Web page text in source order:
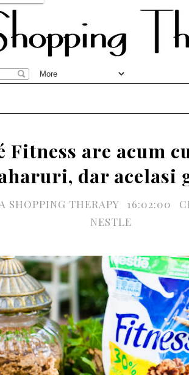
Fitness are acum
dar acelasi
SHOPPING THERAPY 16:02:00
NESTLE